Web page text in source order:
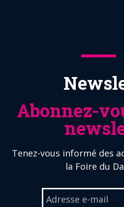
Abonnez-
Tenez-vous informé des
la Foire du
Adresse e-mail *